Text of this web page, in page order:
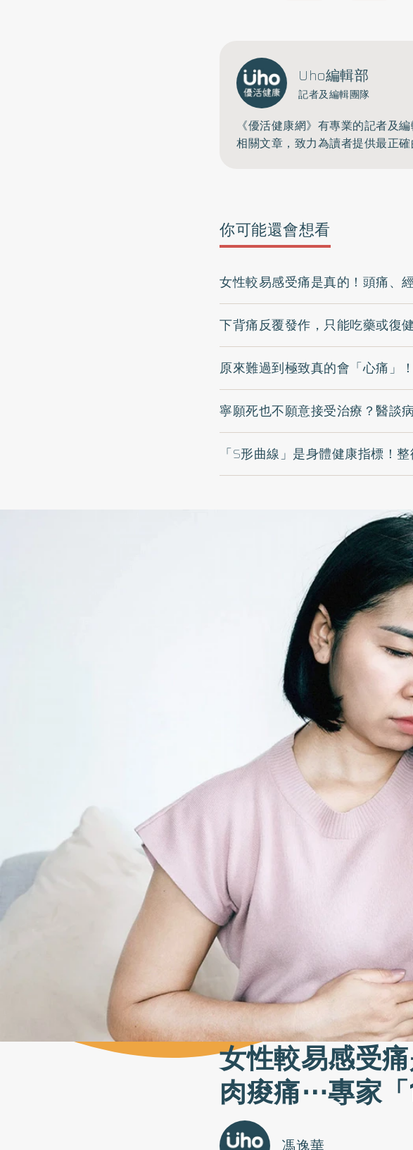
Uho編輯部
記者及編輯團隊
《優活健康網》有專業的記者及
相關文章，致力為讀者提供最正確
你可能還會想看
女性較易感受痛是真的！頭痛、
下背痛反覆發作，只能吃藥或復
原來難過到極致真的會「心痛」
寧願死也不願意接受治療？醫談
「S形曲線」是身體健康指標！
女性較易感受
肉痠痛⋯專家